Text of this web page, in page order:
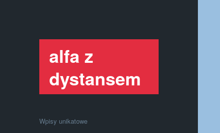
alfa z
dystansem
Wpisy unikatowe